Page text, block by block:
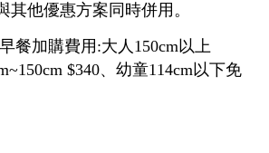
其他優惠方案同時併用。
餐加購費用:大人150cm以上
$340、幼童114cm以下免